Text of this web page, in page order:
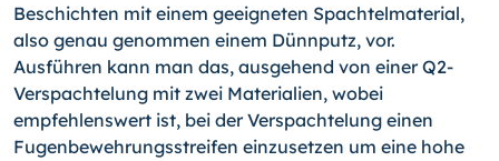
Beschichten mit einem geeigneten Spachtelmaterial,
also genau genommen einem Dünnputz, vor.
Ausführen kann man das, ausgehend von einer Q2-
Verspachtelung mit zwei Materialien, wobei
empfehlenswert ist, bei der Verspachtelung einen
Fugenbewehrungsstreifen einzusetzen um eine hohe